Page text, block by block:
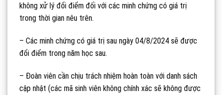
không xử lý đổi điểm đối với các minh chứng có giá trị
trong thời gian nêu trên.
– Các minh chứng có giá trị sau ngày 04/8/2024 sẽ được
đổi điểm trong năm học sau.
– Đoàn viên cần chịu trách nhiệm hoàn toàn với danh sách
cập nhật (các mã sinh viên không chính xác sẽ không được